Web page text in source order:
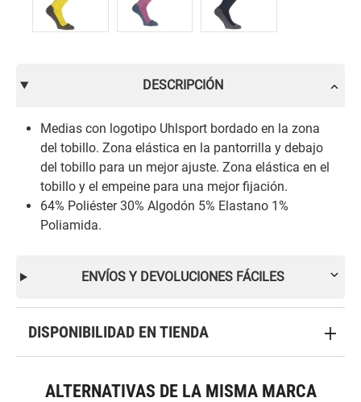
DESCRIPCIÓN
Medias con logotipo Uhlsport bordado en la zona
del tobillo. Zona elástica en la pantorrilla y debajo
del tobillo para un mejor ajuste. Zona elástica en el
tobillo y el empeine para una mejor fijación.
64% Poliéster 30% Algodón 5% Elastano 1%
Poliamida.
ENVÍOS Y DEVOLUCIONES FÁCILES
DISPONIBILIDAD EN TIENDA
ALTERNATIVAS DE LA MISMA MARCA